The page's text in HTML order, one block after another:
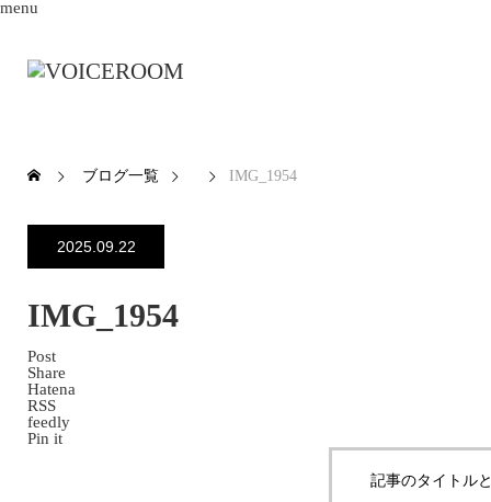
menu
ブログ一覧 IMG_1954
2025.09.22
IMG_1954
Post
Share
Hatena
RSS
feedly
Pin it
記事のタイトル